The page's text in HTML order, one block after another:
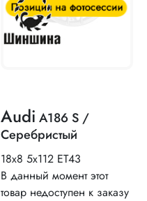
Audi A186 S /
Серебристый
18x8 5x112 ET43
В данный момент этот
товар недоступен к заказу